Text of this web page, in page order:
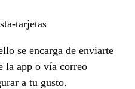
se encarga de enviarte
la app o vía correo
a tu gusto.